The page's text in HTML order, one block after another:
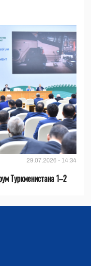
29.07.2026 - 14:34
Туркменистана 1–2